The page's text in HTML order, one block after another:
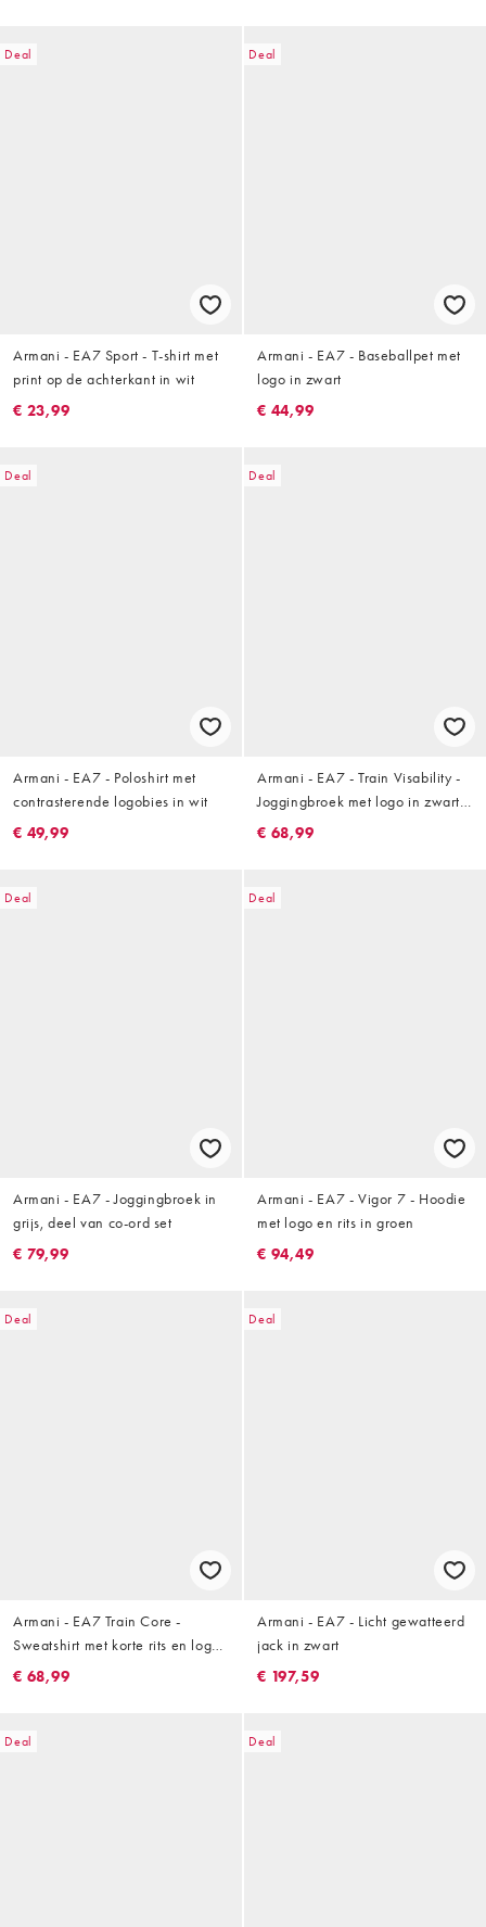
Deal
Armani - EA7 Sport - T-shirt met
print op de achterkant in wit
€ 23,99
Deal
Armani - EA7 - Baseballpet met
logo in zwart
€ 44,99
Deal
Armani - EA7 - Poloshirt met
contrasterende logobies in wit
€ 49,99
Deal
Armani - EA7 - Train Visability -
Joggingbroek met logo in zwart,
deel van co-ord set
€ 68,99
Deal
Armani - EA7 - Joggingbroek in
grijs, deel van co-ord set
€ 79,99
Deal
Armani - EA7 - Vigor 7 - Hoodie
met logo en rits in groen
€ 94,49
Deal
Armani - EA7 Train Core -
Sweatshirt met korte rits en logo
in blauwgroen
€ 68,99
Deal
Armani - EA7 - Licht gewatteerd
jack in zwart
€ 197,59
Deal Deal